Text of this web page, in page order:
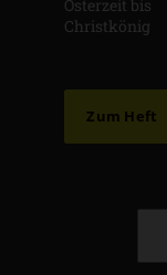
Osterzeit bis
Christkönig
Zum Heft